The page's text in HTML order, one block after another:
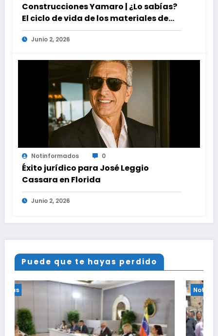
Construcciones Yamaro | ¿Lo sabías?
El ciclo de vida de los materiales de
construcción revoluciona eficiencia
en proyectos modernos
Junio 2, 2026
Notinformados 0
Éxito jurídico para José Leggio
Cassara en Florida
Junio 2, 2026
Puede que te hayas perdido